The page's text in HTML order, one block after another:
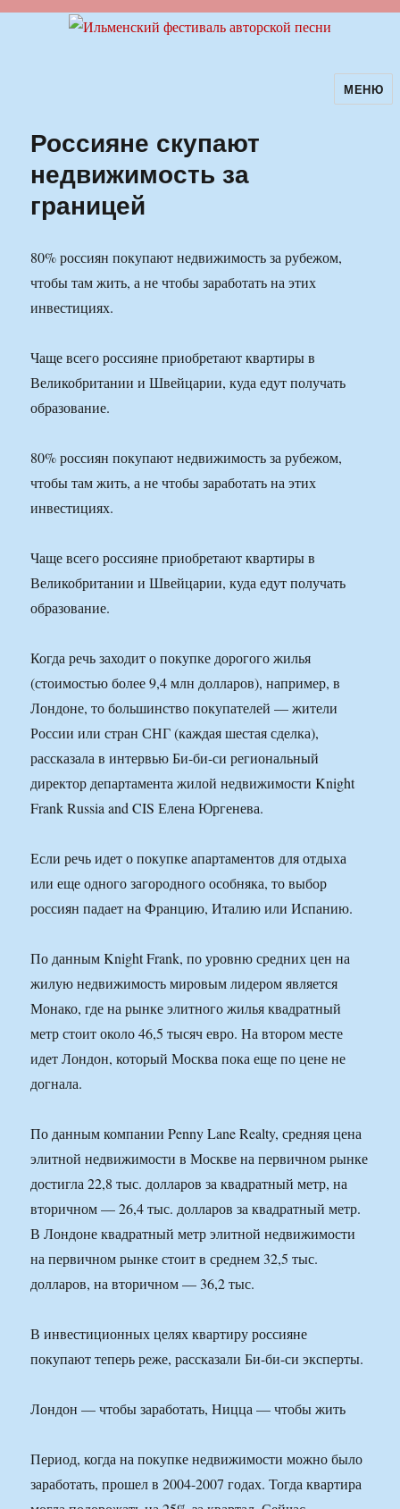
Ильменский фестиваль авторскойМЕНЮ
Россияне скупают
недвижимость за
границей
80% россиян покупают недвижимость за рубежом,
чтобы там жить, а не чтобы заработать на этих
инвестициях.
Чаще всего россияне приобретают квартиры в
Великобритании и Швейцарии, куда едут получать
образование.
80% россиян покупают недвижимость за рубежом,
чтобы там жить, а не чтобы заработать на этих
инвестициях.
Чаще всего россияне приобретают квартиры в
Великобритании и Швейцарии, куда едут получать
образование.
Когда речь заходит о покупке дорогого жилья
(стоимостью более 9,4 млн долларов), например, в
Лондоне, то большинство покупателей — жители
России или стран СНГ (каждая шестая сделка),
рассказала в интервью Би-би-си региональный
директор департамента жилой недвижимости Knight
Frank Russia and CIS Елена Юргенева.
Если речь идет о покупке апартаментов для отдыха
или еще одного загородного особняка, то выбор
россиян падает на Францию, Италию или Испанию.
По данным Knight Frank, по уровню средних цен на
жилую недвижимость мировым лидером является
Монако, где на рынке элитного жилья квадратный
метр стоит около 46,5 тысяч евро. На втором месте
идет Лондон, который Москва пока еще по цене не
догнала.
По данным компании Penny Lane Realty, средняя цена
элитной недвижимости в Москве на первичном рынке
достигла 22,8 тыс. долларов за квадратный метр, на
вторичном — 26,4 тыс. долларов за квадратный метр.
В Лондоне квадратный метр элитной недвижимости
на первичном рынке стоит в среднем 32,5 тыс.
долларов, на вторичном — 36,2 тыс.
В инвестиционных целях квартиру россияне
покупают теперь реже, рассказали Би-би-си эксперты.
Лондон — чтобы заработать, Ницца — чтобы жить
Период, когда на покупке недвижимости можно было
заработать, прошел в 2004-2007 годах. Тогда квартира